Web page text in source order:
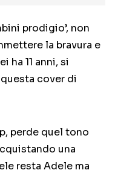
prodigio’, non
la bravura e
ha 11 anni, si
cover di
perde quel tono
una
resta Adele ma